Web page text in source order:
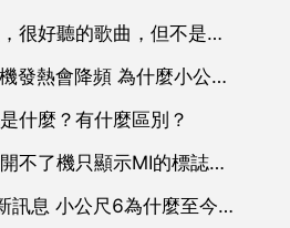
誰有很感人，很好聽的歌曲，但不是情歌，介紹幾個
高通820手機發熱會降頻 為什麼小公尺五要820的
什麼？有什麼區別？
小公尺手機開不了機只顯示MI的標誌，也進步了recovery模式
小公尺6最新訊息 小公尺6為什麼至今還沒現貨